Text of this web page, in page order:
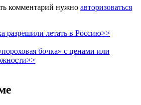
комментарий нужно авторизоваться
разрешили летать в Россию>>
бочка» с ценами или